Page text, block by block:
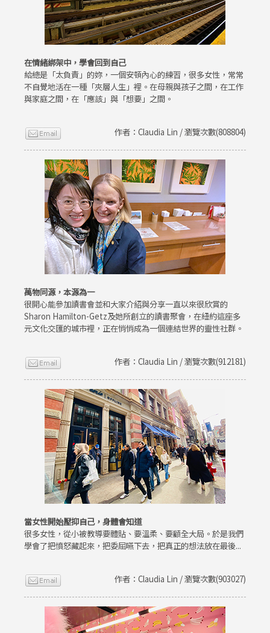
在情緒綁架中，學會回到自己
給總是「太負責」的妳，一個安頓內心的練習，很多女性，常常
不自覺地活在一種「夾層人生」裡。在母親與孩子之間，在工作
與家庭之間，在「應該」與「想要」之間。
作者：Claudia Lin / 瀏覽次數(808804)
萬物同源，本源為一
很開心能參加讀書會並和大家介紹與分享一直以來很欣賞的
Sharon Hamilton-Getz及她所創立的讀書聚會，在紐約這座多
元文化交匯的城市裡，正在悄悄成為一個連結世界的靈性社群。
作者：Claudia Lin / 瀏覽次數(912181)
當女性開始壓抑自己，身體會知道
很多女性，從小被教導要體貼、要溫柔、要顧全大局。於是我們
學會了把憤怒藏起來，把委屈嚥下去，把真正的想法放在最後...
作者：Claudia Lin / 瀏覽次數(903027)